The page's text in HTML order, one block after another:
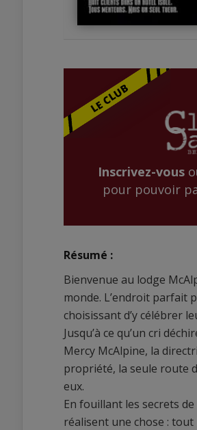
Inscrivez-vous
pour pouvoir
Résumé :
Bienvenue au lodge
monde. L’endroit parfait
choisissant d’y célébrer
Jusqu’à ce qu’un cri
Mercy McAlpine, la
propriété, la seule route
eux.
En fouillant les secrets
réalisent une chose : tout